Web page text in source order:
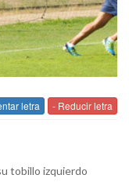
letra - Reducir letra
tobillo izquierdo